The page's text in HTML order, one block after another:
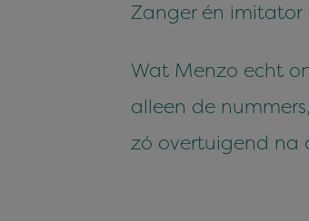
Zanger én imitator
Wat Menzo echt
alleen de
zó overtuigend na